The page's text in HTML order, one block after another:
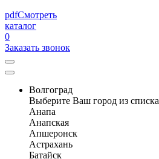
pdfСмотреть
каталог
0
Заказать звонок
Волгоград
Выберите Ваш город из списка
Анапа
Анапская
Апшеронск
Астрахань
Батайск